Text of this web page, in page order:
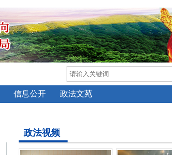
信息公开 政法文苑
政法视频